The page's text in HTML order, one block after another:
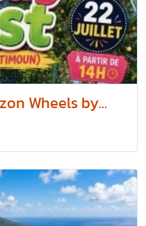
Wheels by...